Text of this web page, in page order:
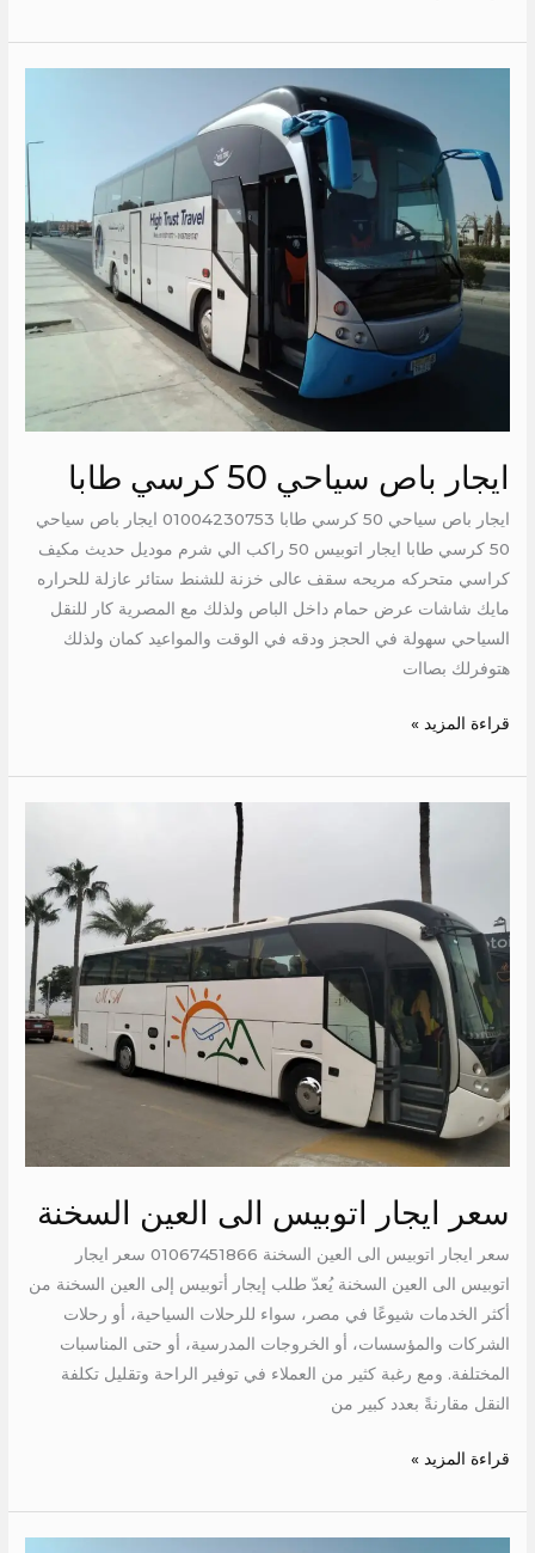
ايجار باص سياحي 50 كرسي طابا
ايجار باص سياحي 50 كرسي طابا 01004230753 ايجار باص سياحي
50 كرسي طابا ايجار اتوبيس 50 راكب الي شرم موديل حديث مكيف
كراسي متحركه مريحه سقف عالى خزنة للشنط ستائر عازلة للحراره
مايك شاشات عرض حمام داخل الباص ولذلك مع المصرية كار للنقل
السياحي سهولة في الحجز ودقه في الوقت والمواعيد كمان ولذلك
هتوفرلك بصاات
50
كرسي
طابا
قراءة المزيد »
سعر ايجار اتوبيس الى العين السخنة
سعر ايجار اتوبيس الى العين السخنة 01067451866 سعر ايجار
اتوبيس الى العين السخنة يُعدّ طلب إيجار أتوبيس إلى العين السخنة من
أكثر الخدمات شيوعًا في مصر، سواء للرحلات السياحية، أو رحلات
الشركات والمؤسسات، أو الخروجات المدرسية، أو حتى المناسبات
المختلفة. ومع رغبة كثير من العملاء في توفير الراحة وتقليل تكلفة
النقل مقارنةً بعدد كبير من
العين
السخنة
قراءة المزيد »